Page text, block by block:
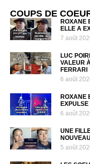
COUPS DE
ROXANE
ELLE A
7 août
LUC
VALEUR
FERRARI
6 août
ROXANE
6 août
UNE
5 août